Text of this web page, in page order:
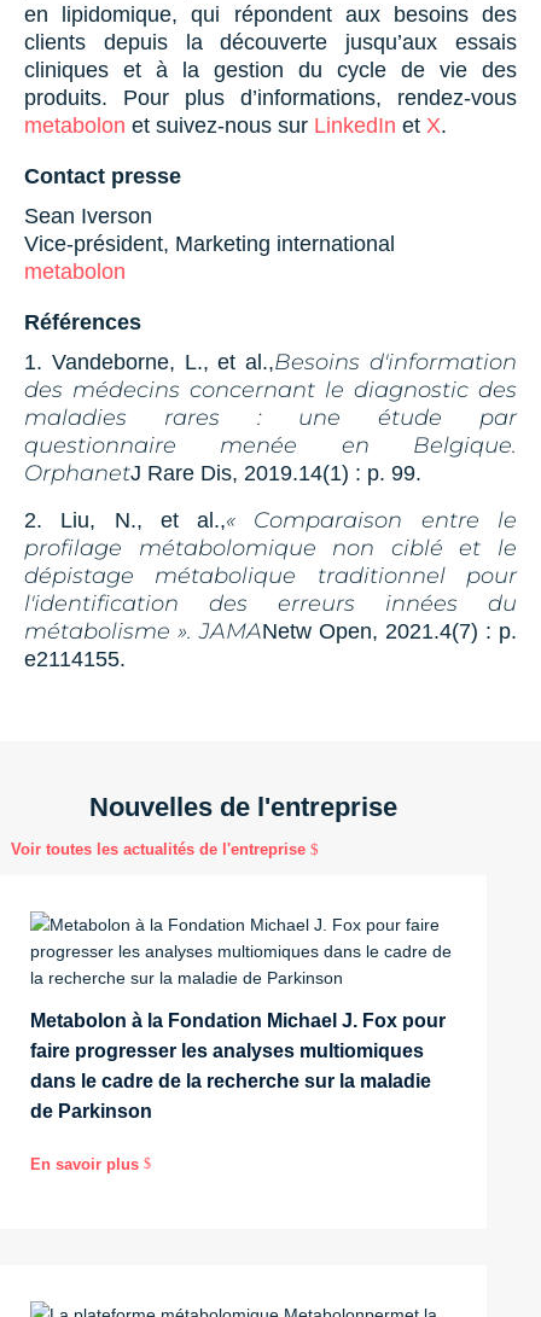
en lipidomique, qui répondent aux besoins des
clients depuis la découverte jusqu’aux essais
cliniques et à la gestion du cycle de vie des
produits. Pour plus d’informations, rendez-vous
metabolon et suivez-nous sur LinkedIn et X.
Contact presse
Sean Iverson
Vice-président, Marketing international
metabolon
Références
1. Vandeborne, L., et al.,Besoins d'information
des médecins concernant le diagnostic des
maladies rares : une étude par
questionnaire menée en Belgique.
OrphanetJ Rare Dis, 2019.14(1) : p. 99.
2. Liu, N., et al.,« Comparaison entre le
profilage métabolomique non ciblé et le
dépistage métabolique traditionnel pour
l'identification des erreurs innées du
métabolisme ». JAMANetw Open, 2021.4(7) : p.
e2114155.
Nouvelles de l'entreprise
Voir toutes les actualités de l'entreprise
Metabolon à la Fondation Michael J. Fox pour
faire progresser les analyses multiomiques
dans le cadre de la recherche sur la maladie
de Parkinson
En savoir plus $